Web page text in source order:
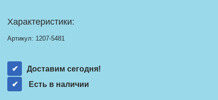
Характеристики:
Артикул: 1207-5481
Доставим сегодня!
Есть в наличии